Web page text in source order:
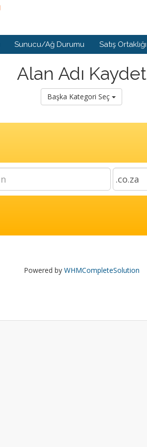
Sunucu/Ağ Durumu Satış Ortaklığı
Alan Adı Kaydet
Başka Kategori Seç
Powered by WHMCompleteSolution